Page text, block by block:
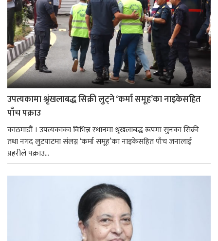
उपत्यकामा श्रृंखलाबद्ध सिक्री लुट्ने ‘कर्मा समूह’का नाइकेसहित
पाँच पक्राउ
काठमाडौं । उपत्यकाका विभिन्न स्थानमा श्रृंखलाबद्ध रूपमा सुनका सिक्री
तथा नगद लुटपाटमा संलग्न ‘कर्मा समूह’का नाइकेसहित पाँच जनालाई
प्रहरीले पक्राउ...